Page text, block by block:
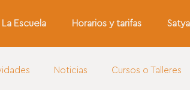
La Escuela Horarios y tarifas
Noticias Cursos o Talleres